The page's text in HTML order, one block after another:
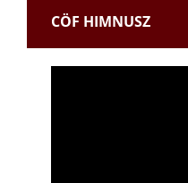
CÖF HIMNUSZ